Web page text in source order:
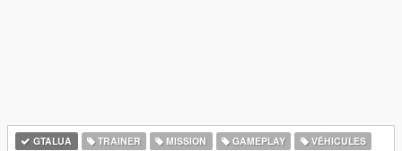
GTALUA TRAINER MISSION GAMEPLAY
VÉHICULES